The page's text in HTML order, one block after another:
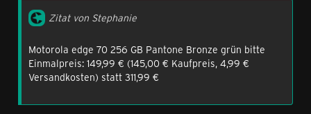
Zitat von Stephanie
Motorola edge 70 256 GB Pantone Bronze grün bitte
Einmalpreis: 149,99 € (145,00 € Kaufpreis, 4,99 €
Versandkosten) statt 311,99 €